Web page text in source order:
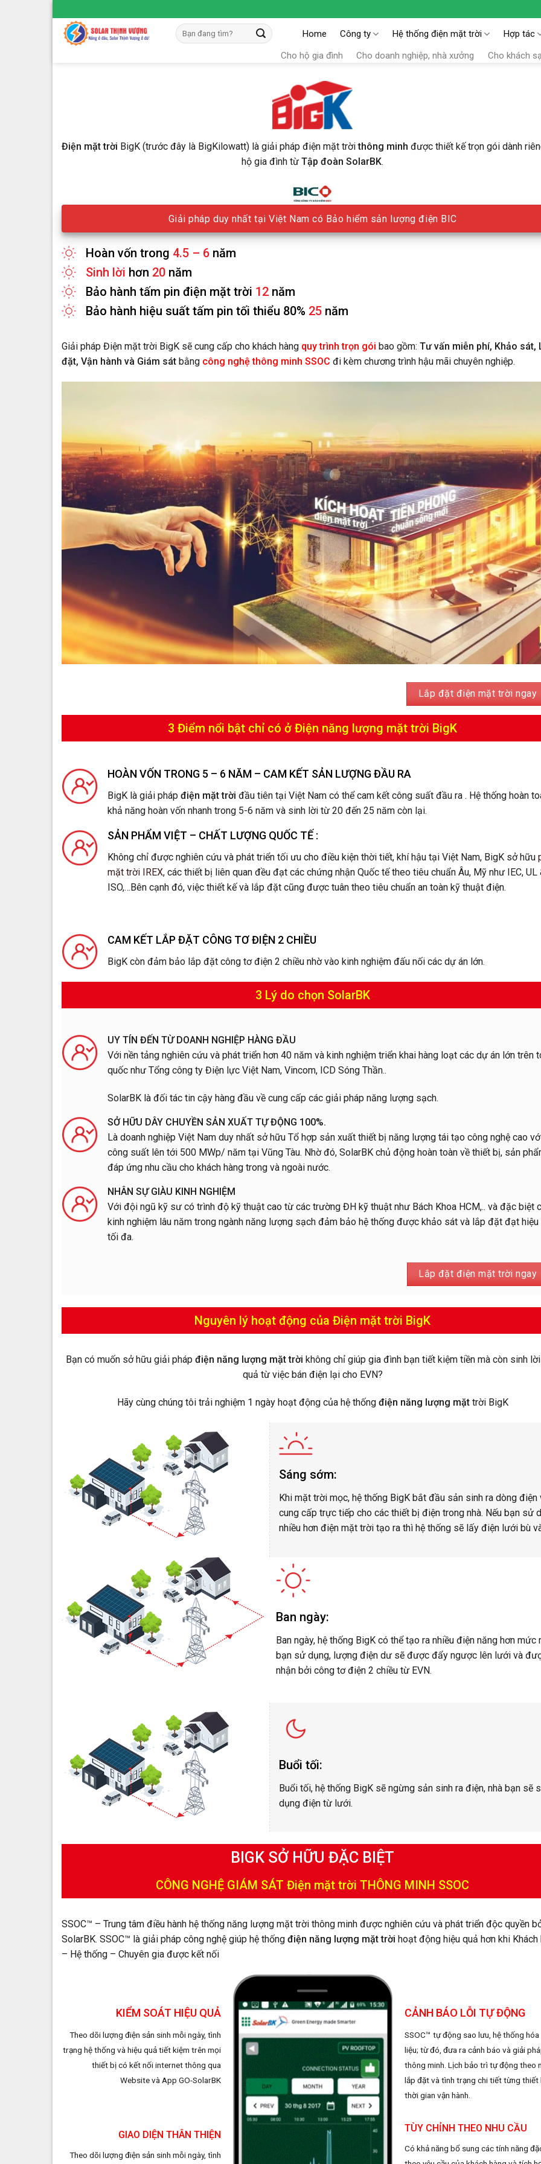
to
content
Tìm
kiếm:
Home Công ty Hệ thống điện mặt trời Hợp tác
Cho hộ gia đình Cho doanh nghiệp, nhà xưởng Cho khách
Điện mặt trời BigK (trước đây là BigKilowatt) là giải pháp điện mặt trờithông minh được thiết kế trọn gói dành
hộ gia đình từTập đoàn SolarBK.
Giải pháp duy nhất tại Việt Nam có Bảo hiểm sản lượng điện BIC
Hoàn vốn trong 4.5 – 6 năm
Sinh lời hơn 20 năm
Bảo hành tấm pin điện mặt trời 12 năm
Bảo hành hiệu suất tấm pin tối thiểu 80% 25 năm
Giải pháp Điện mặt trời BigK sẽ cung cấp cho khách hàng quy trình trọn gói bao gồm: Tư vấn miễn phí, Khảo sát,
đặt, Vận hành và Giám sát bằng công nghệ thông minh SSOC đi kèm chương trình hậu mãi chuyên nghiệp.
Lắp đặt điện mặt trời ngay
3 Điểm nổi bật chỉ có ở Điện năng lượng mặt trời BigK
HOÀN VỐN TRONG 5 – 6 NĂM – CAM KẾT SẢN LƯỢNG ĐẦU RA
BigK là giải pháp điện mặt trời đầu tiên tại Việt Nam có thể cam kết công suất đầu ra . Hệ thống hoàn
khả năng hoàn vốn nhanh trong 5-6 năm và sinh lời từ 20 đến 25 năm còn lại.
SẢN PHẨM VIỆT – CHẤT LƯỢNG QUỐC TẾ :
Không chỉ được nghiên cứu và phát triển tối ưu cho điều kiện thời tiết, khí hậu tại Việt Nam, BigK sở hữu
mặt trời IREX, các thiết bị liên quan đều đạt các chứng nhận Quốc tế theo tiêu chuẩn Âu, Mỹ như IEC, UL
ISO,…Bên cạnh đó, việc thiết kế và lắp đặt cũng được tuân theo tiêu chuẩn an toàn kỹ thuật điện.
CAM KẾT LẮP ĐẶT CÔNG TƠ ĐIỆN 2 CHIỀU
BigK còn đảm bảo lắp đặt công tơ điện 2 chiều nhờ vào kinh nghiệm đấu nối các dự án lớn.
3 Lý do chọn SolarBK
UY TÍN ĐẾN TỪ DOANH NGHIỆP HÀNG ĐẦU
Với nền tảng nghiên cứu và phát triển hơn 40 năm và kinh nghiệm triển khai hàng loạt các dự án lớn trên
quốc như Tổng công ty Điện lực Việt Nam, Vincom, ICD Sóng Thần..
SolarBK là đối tác tin cậy hàng đầu về cung cấp các giải pháp năng lượng sạch.
SỞ HỮU DÂY CHUYỀN SẢN XUẤT TỰ ĐỘNG 100%.
Là doanh nghiệp Việt Nam duy nhất sở hữu Tổ hợp sản xuất thiết bị năng lượng tái tạo công nghệ cao
công suất lên tới 500 MWp/ năm tại Vũng Tàu. Nhờ đó, SolarBK chủ động hoàn toàn về thiết bị, sản
đáp ứng nhu cầu cho khách hàng trong và ngoài nước.
NHÂN SỰ GIÀU KINH NGHIỆM
Với đội ngũ kỹ sư có trình độ kỹ thuật cao từ các trường ĐH kỹ thuật như Bách Khoa HCM,.. và đặc biệt
kinh nghiệm lâu năm trong ngành năng lượng sạch đảm bảo hệ thống được khảo sát và lắp đặt đạt hiệu
tối đa.
Lắp đặt điện mặt trời ngay
Nguyên lý hoạt động của Điện mặt trời BigK
Bạn có muốn sở hữu giải pháp điện năng lượng mặt trời không chỉ giúp gia đình bạn tiết kiệm tiền mà còn sinh
quả từ việc bán điện lại cho EVN?
Hãy cùng chúng tôi trải nghiệm 1 ngày hoạt động của hệ thống điện năng lượng mặttrời BigK
Sáng sớm:
Khi mặt trời mọc, hệ thống BigK bắt đầu sản sinh ra dòng điện
cung cấp trực tiếp cho các thiết bị điện trong nhà. Nếu bạn sử
nhiều hơn điện mặt trời tạo ra thì hệ thống sẽ lấy điện lưới bù
Ban ngày:
Ban ngày, hệ thống BigK có thể tạo ra nhiều điện năng hơn mức
bạn sử dụng, lượng điện dư sẽ được đẩy ngược lên lưới và
nhận bởi công tơ điện 2 chiều từ EVN.
Buổi tối:
Buổi tối, hệ thống BigK sẽ ngừng sản sinh ra điện, nhà bạn sẽ
dụng điện từ lưới.
BIGK SỞ HỮU ĐẶC BIỆT
CÔNG NGHỆ GIÁM SÁT Điện mặt trời THÔNG MINH SSOC
SSOC™ – Trung tâm điều hành hệ thống năng lượng mặt trời thông minh được nghiên cứu và phát triển độc quyền
SolarBK. SSOC™ là giải pháp công nghệ giúp hệ thống điện năng lượng mặt trời hoạt động hiệu quả hơn khi Khách
– Hệ thống – Chuyên gia được kết nối
KIỂM SOÁT HIỆU QUẢ
Theo dõi lượng điện sản sinh mỗi ngày, tình
trạng hệ thống và hiệu quả tiết kiệm trên mọi
thiết bị có kết nối internet thông qua
Website và App GO-SolarBK
GIAO DIỆN THÂN THIỆN
Theo dõi lượng điện sản sinh mỗi ngày, tình
CẢNH BÁO LỖI TỰ ĐỘNG
SSOC™ tự động sao lưu, hệ thống hóa
liệu; từ đó, đưa ra cảnh báo và giải
thông minh. Lịch bảo trì tự động theo
lắp đặt và tình trạng chi tiết từng thiết
thời gian vận hành.
TÙY CHỈNH THEO NHU CẦU
Có khả năng bổ sung các tính năng